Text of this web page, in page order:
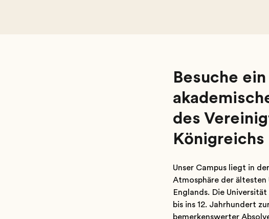
Besuche
des
Königreichs
Unser Campus liegt in
Atmosphäre der
Englands. Die
bis ins 12. Jahrhundert
bemerkenswerter